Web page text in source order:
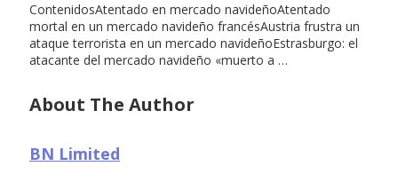
ContenidosAtentado en mercado navideñoAtentado
mortal en un mercado navideño francésAustria frustra un
ataque terrorista en un mercado navideñoEstrasburgo: el
atacante del mercado navideño «muerto a …
About The Author
BN Limited